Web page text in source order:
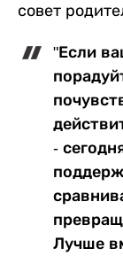
совет
"Если
-
Лучше